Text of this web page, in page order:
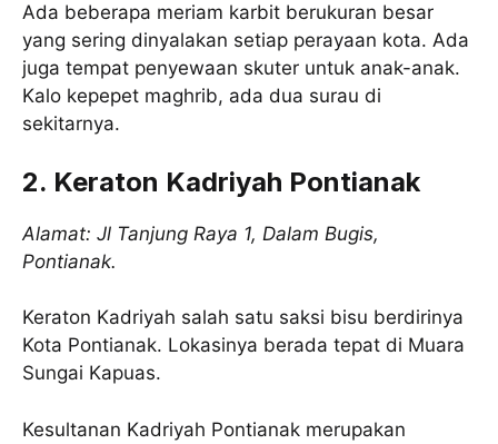
Ada beberapa meriam karbit berukuran besar
yang sering dinyalakan setiap perayaan kota. Ada
juga tempat penyewaan skuter untuk anak-anak.
Kalo kepepet maghrib, ada dua surau di
sekitarnya.
2. Keraton Kadriyah Pontianak
Alamat: Jl Tanjung Raya 1, Dalam Bugis,
Pontianak.
Keraton Kadriyah salah satu saksi bisu berdirinya
Kota Pontianak. Lokasinya berada tepat di Muara
Sungai Kapuas.
Kesultanan Kadriyah Pontianak merupakan